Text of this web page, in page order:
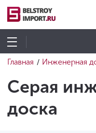
Главная / Инженерная
Серая
доска